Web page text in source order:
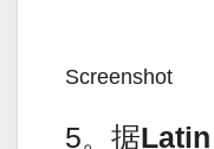
Screenshot
5。据